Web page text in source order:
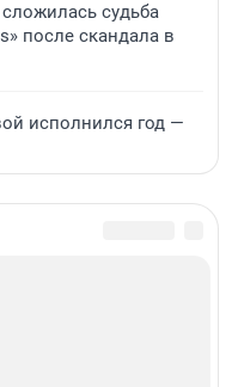
сложилась судьба
после скандала в
исполнился год —